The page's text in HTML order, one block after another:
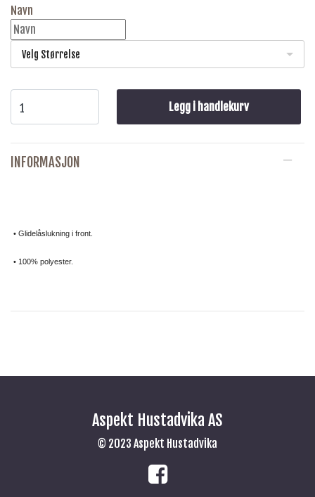
Navn
Velg Størrelse
Legg i handlekurv
INFORMASJON
• Glidelåslukning i front.
• 100% polyester.
Aspekt Hustadvika AS
© 2023 Aspekt Hustadvika